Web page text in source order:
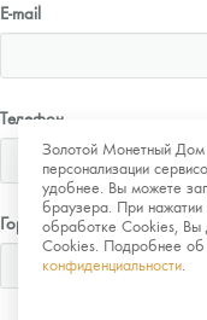
Золотой Монетный
персонализации
удобнее. Вы можете
браузера. При нажатии
обработке Cookies, Вы
Cookies. Подробнее об
конфиденциальности
E-mail
Телефон
Город